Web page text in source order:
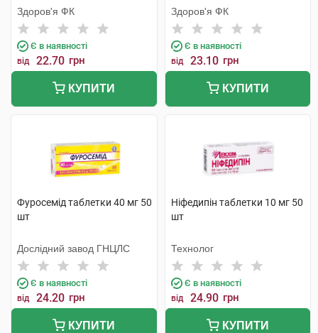
Здоров'я ФК
Є в наявності
від 22.70 грн
КУПИТИ
Здоров'я ФК
Є в наявності
від 23.10 грн
КУПИТИ
Фуросемід таблетки 40 мг 50
шт
Дослідний завод ГНЦЛС
Є в наявності
від 24.20 грн
КУПИТИ
Ніфедипін таблетки 10 мг 50
шт
Технолог
Є в наявності
від 24.90 грн
КУПИТИ